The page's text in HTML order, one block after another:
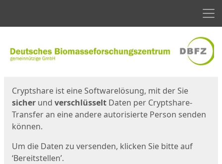
Cryptshare ist eine Softwarelösung, mit der Sie
sicher und verschlüsselt Daten per Cryptshare-
Transfer an eine andere autorisierte Person senden
können.
Um die Daten zu versenden, klicken Sie bitte auf
‘Bereitstellen’.